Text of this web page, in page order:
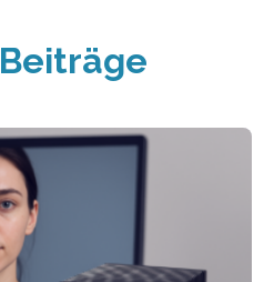
Beiträge